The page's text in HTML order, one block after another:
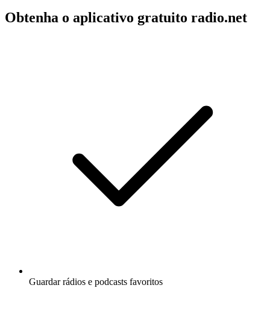
Obtenha o aplicativo gratuito radio.net
Guardar rádios e podcasts favoritos